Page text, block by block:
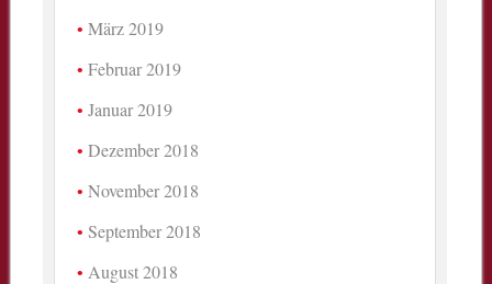
März 2019
Februar 2019
Januar 2019
Dezember 2018
November 2018
September 2018
August 2018